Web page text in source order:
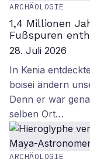
ARCHÄOLOGIE
1,4 Millionen
Fußspuren
28. Juli 2026
In Kenia
boisei ändern
Denn er war
selben Ort…
ARCHÄOLOGIE